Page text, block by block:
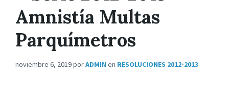
Amnistía Multas
Parquímetros
noviembre 6, 2019porADMIN en RESOLUCIONES 2012-2013